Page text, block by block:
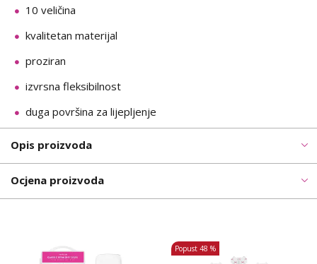
10 veličina
kvalitetan materijal
proziran
izvrsna fleksibilnost
duga površina za lijepljenje
Opis proizvoda
Ocjena proizvoda
Popust 48 %